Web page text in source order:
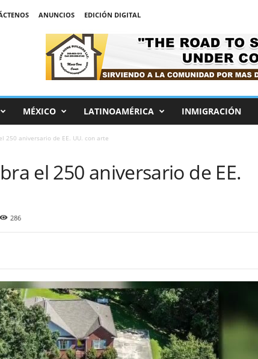
ANUNCIOS
EDICIÓN DIGITAL
MÉXICO LATINOAMÉRICA INMIGRACIÓN
250 aniversario de EE. UU. con arte
el 250 aniversario de EE.
286